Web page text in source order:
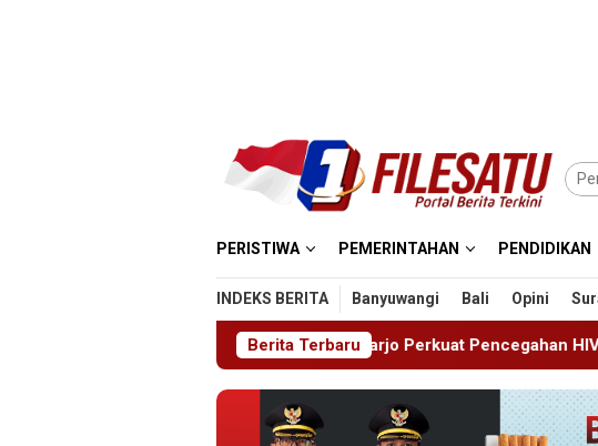
PERISTIWA PEMERINTAHAN PENDIDIKAN
INDEKS BERITA Banyuwangi Bali Opini
Berita Terbaru
Dini, Pemkab Sidoarjo Perkuat Pencegahan HIV di Kalangan Remaja